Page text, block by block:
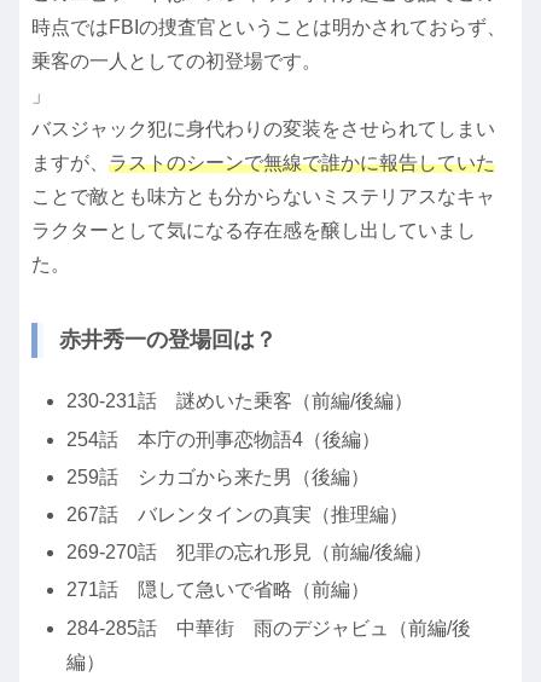
時点ではFBIの捜査官ということは明かされておらず、
乗客の一人としての初登場です。
」
バスジャック犯に身代わりの変装をさせられてしまい
ますが、 ラストのシーンで無線で誰かに報告していた
ことで敵とも味方とも分からないミステリアスなキャ
ラクターとして気になる存在感を醸し出していまし
た。
赤井秀一の登場回は？
230-231話 謎めいた乗客（前編/後編）
254話 本庁の刑事恋物語4（後編）
259話 シカゴから来た男（後編）
267話 バレンタインの真実（推理編）
269-270話 犯罪の忘れ形見（前編/後編）
271話 隠して急いで省略（前編）
284-285話 中華街 雨のデジャビュ（前編/後
編）